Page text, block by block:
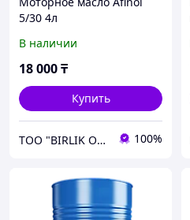
5/30 4л
В наличии
18 000₸
Купить
ТОО "BIRLIK OIL" 100%